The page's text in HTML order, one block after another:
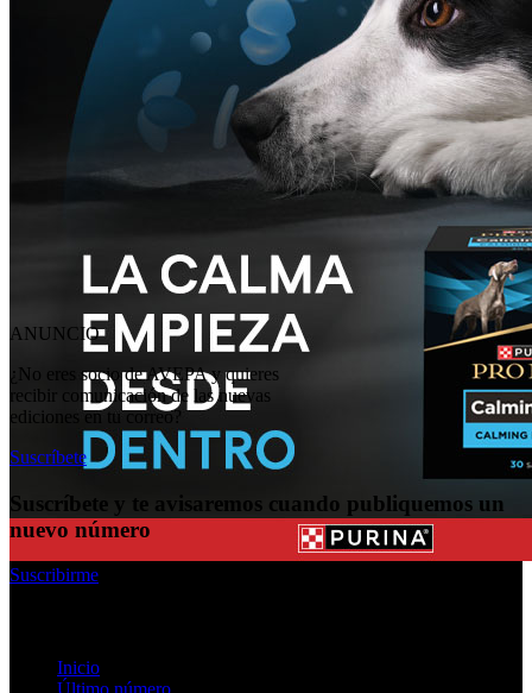
ANUNCIO
¿No eres socio de AVEPA y quieres
recibir comunicación de las nuevas
ediciones en tu correo?
Suscríbete
Suscríbete y te avisaremos cuando publiquemos un
nuevo número
Suscribirme
Inicio
Último número